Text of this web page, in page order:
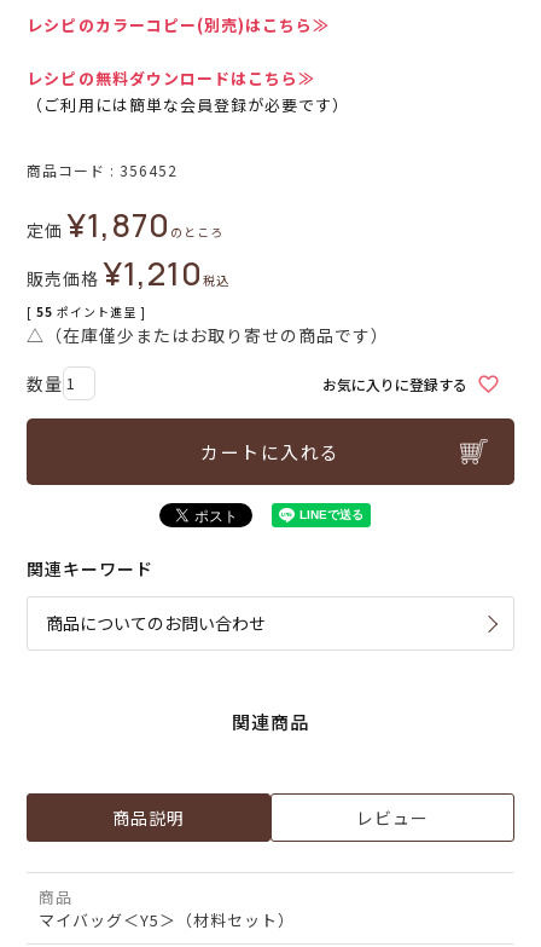
レシピのカラーコピー(別売)はこちら≫
レシピの無料ダウンロードはこちら≫
（ご利用には簡単な会員登録が必要です）
商品コード 356452
定価 ¥1,870 のところ
販売価格 ¥1,210税込
[ 55 ポイント進呈 ]
△（在庫僅少またはお取り寄せの商品です）
お気に入りに登録する
カートに入れる
関連キーワード
商品についてのお問い合わせ
関連商品
商品説明 レビュー
商品
マイバッグ＜Y5＞（材料セット）